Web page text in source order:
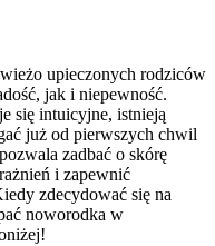
upieczonych rodziców
jak i niepewność.
się intuicyjne, istnieją
już od pierwszych chwil
zadbać o skórę
i zapewnić
zdecydować się na
noworodka w